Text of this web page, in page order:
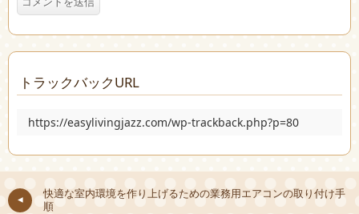
トラックバックURL
https://easylivingjazz.com/wp-trackback.php?p=80
快適な室内環境を作り上げるための業務用エアコンの取り付け手
順